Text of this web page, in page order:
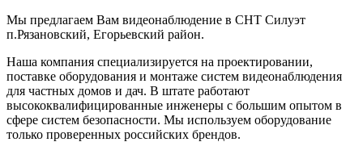
Мы предлагаем Вам видеонаблюдение в СНТ Силуэт
п.Рязановский, Егорьевский район.
Наша компания специализируется на проектировании,
поставке оборудования и монтаже систем видеонаблюдения
для частных домов и дач. В штате работают
высококвалифицированные инженеры с большим опытом в
сфере систем безопасности. Мы используем оборудование
только проверенных российских брендов.